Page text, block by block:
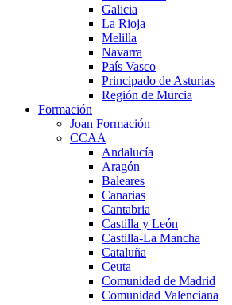
Galicia
La Rioja
Melilla
Navarra
País Vasco
Principado de Asturias
Región de Murcia
Formación
Joan Formación
CCAA
Andalucía
Aragón
Baleares
Canarias
Cantabria
Castilla y León
Castilla-La Mancha
Cataluña
Ceuta
Comunidad de Madrid
Comunidad Valenciana